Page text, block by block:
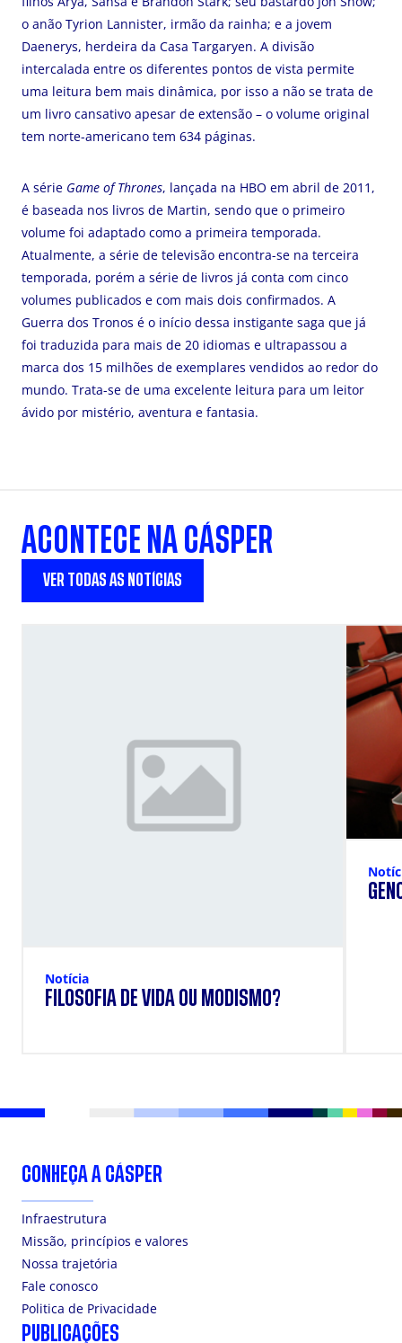
o anão Tyrion Lannister, irmão da rainha; e a jovem
Daenerys, herdeira da Casa Targaryen. A divisão
intercalada entre os diferentes pontos de vista permite
uma leitura bem mais dinâmica, por isso a não se trata de
um livro cansativo apesar de extensão – o volume original
tem norte-americano tem 634 páginas.
A série Game of Thrones, lançada na HBO em abril de 2011,
é baseada nos livros de Martin, sendo que o primeiro
volume foi adaptado como a primeira temporada.
Atualmente, a série de televisão encontra-se na terceira
temporada, porém a série de livros já conta com cinco
volumes publicados e com mais dois confirmados. A
Guerra dos Tronos é o início dessa instigante saga que já
foi traduzida para mais de 20 idiomas e ultrapassou a
marca dos 15 milhões de exemplares vendidos ao redor do
mundo. Trata-se de uma excelente leitura para um leitor
ávido por mistério, aventura e fantasia.
ACONTECE NA CÁSPER
VER TODAS AS NOTÍCIAS
Notícia
FILOSOFIA DE VIDA OU MODISMO?
CONHEÇA A CÁSPER
Infraestrutura
Missão, princípios e valores
Nossa trajetória
Fale conosco
Politica de Privacidade
PUBLICAÇÕES